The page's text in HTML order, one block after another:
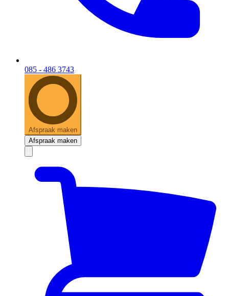
085 - 486 3743
Afspraak maken
Afspraak maken